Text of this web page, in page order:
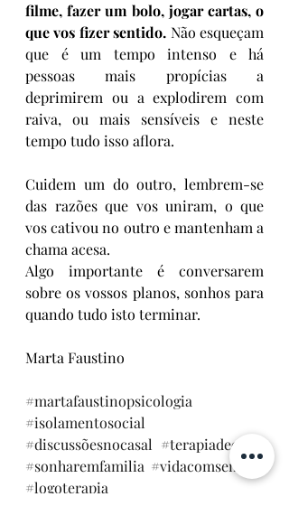
filme, fazer um bolo, jogar cartas, o
que vos fizer sentido. Não esqueçam
que é um tempo intenso e há
pessoas mais propícias a
deprimirem ou a explodirem com
raiva, ou mais sensíveis e neste
tempo tudo isso aflora.
Cuidem um do outro, lembrem-se
das razões que vos uniram, o que
vos cativou no outro e mantenham a
chama acesa.
Algo importante é conversarem
sobre os vossos planos, sonhos para
quando tudo isto terminar.
Marta Faustino
#martafaustinopsicologia
#isolamentosocial
#discussõesnocasal #terapiadecasal
#sonharemfamilia #vidacomsentido
#logoterapia